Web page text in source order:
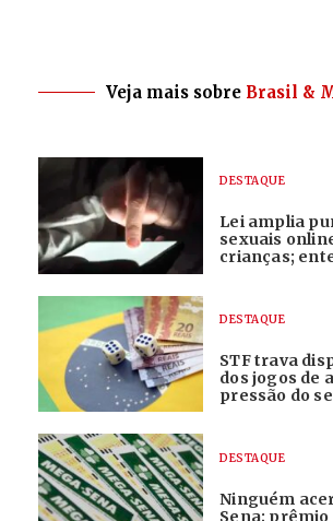
Veja mais sobre Brasil &
DESTAQUE
Lei amplia
sexuais
crianças;
DESTAQUE
STF trava
dos jogos de
pressão do
DESTAQUE
Ninguém
Sena;